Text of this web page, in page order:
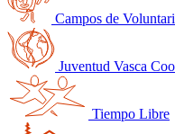
Campos de
Juventud Vasca
Tiempo Libre